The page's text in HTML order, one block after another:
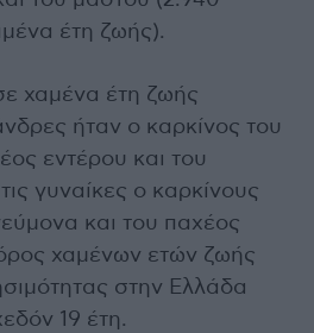
έτη ζωής).
χαμένα έτη ζωής
ήταν ο καρκίνος του
εντέρου και του
γυναίκες ο καρκίνους
και του παχέος
χαμένων ετών ζωής
στην Ελλάδα
19 έτη.